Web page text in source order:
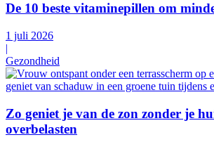
De 10 beste vitaminepillen om
1 juli 2026
|
Gezondheid
Zo geniet je van de zon zonder je
overbelasten